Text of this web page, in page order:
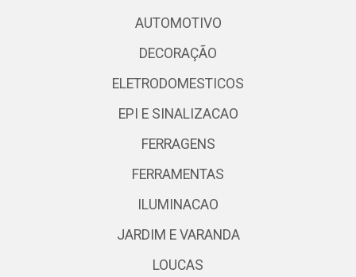
AUTOMOTIVO
DECORAÇÃO
ELETRODOMESTICOS
EPI E SINALIZACAO
FERRAGENS
FERRAMENTAS
ILUMINACAO
JARDIM E VARANDA
LOUCAS